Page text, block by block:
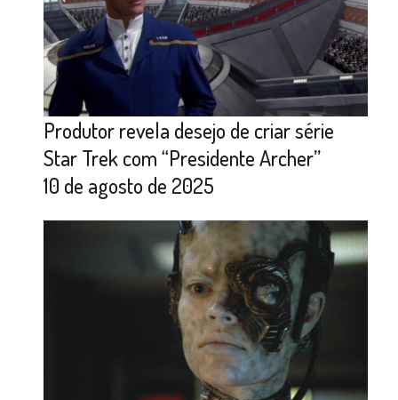
Produtor revela desejo de criar série
Star Trek com “Presidente Archer”
10 de agosto de 2025